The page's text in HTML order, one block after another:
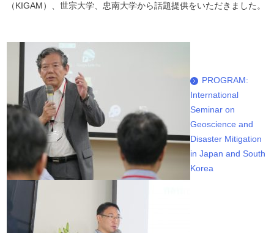
（KIGAM）、世宗大学、忠南大学から話題提供をいただきました。
PROGRAM:
International
Seminar on
Geoscience and
Disaster Mitigation
in Japan and South
Korea